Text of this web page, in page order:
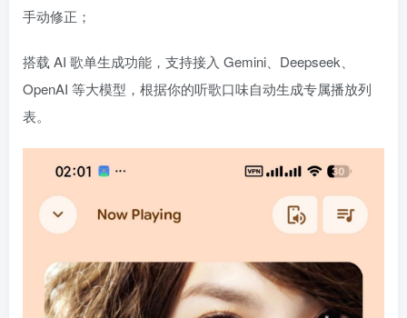
手动修正；
搭载 AI 歌单生成功能，支持接入 Gemini、Deepseek、
OpenAI 等大模型，根据你的听歌口味自动生成专属播放列
表。